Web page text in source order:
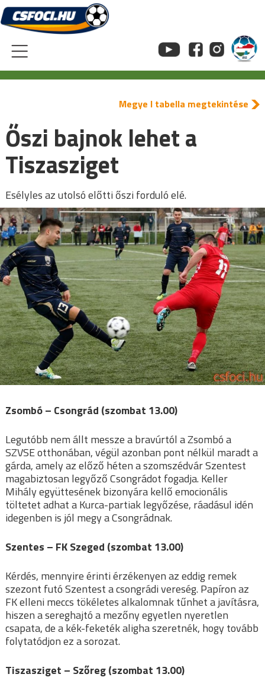
Skip
to
content
Megye I tabella megtekintése
Őszi bajnok lehet a
Tiszasziget
Esélyles az utolsó előtti őszi forduló elé.
Zsombó – Csongrád (szombat 13.00)
Legutóbb nem állt messze a bravúrtól a Zsombó a
SZVSE otthonában, végül azonban pont nélkül maradt a
gárda, amely az előző héten a szomszédvár Szentest
magabiztosan legyőző Csongrádot fogadja. Keller
Mihály együttesének bizonyára kellő emocionális
töltetet adhat a Kurca-partiak legyőzése, ráadásul idén
idegenben is jól megy a Csongrádnak.
Szentes – FK Szeged (szombat 13.00)
Kérdés, mennyire érinti érzékenyen az eddig remek
szezont futó Szentest a csongrádi vereség. Papíron az
FK elleni meccs tökéletes alkalomnak tűnhet a javításra,
hiszen a sereghajtó a mezőny egyetlen nyeretlen
csapata, de a kék-feketék aligha szeretnék, hogy tovább
folytatódjon ez a sorozat.
Tiszasziget – Szőreg (szombat 13.00)